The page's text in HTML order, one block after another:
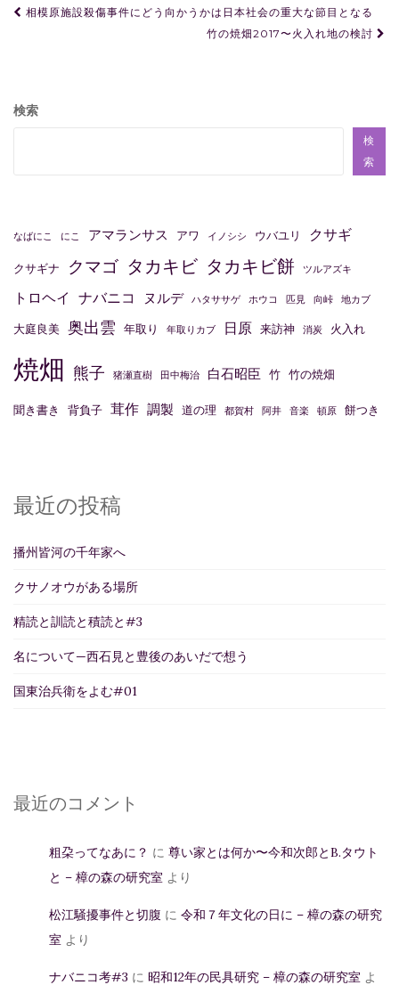
投
ゲ
ン
相模原施設殺傷事件にどう向かうかは日本社会の重大な節目となる
竹の焼畑2017〜火入れ地の検討
検索
検
索
なばにこ にこ アマランサス アワ イノシシ ウバユリ クサギ
クサギナ クマゴ タカキビ タカキビ餅 ツルアズキ
トロヘイ ナバニコ ヌルデ ハタササゲ ホウコ 匹見 向峠 地カブ
大庭良美 奥出雲 年取り 年取りカブ 日原 来訪神 消炭 火入れ
焼畑 熊子 猪瀬直樹 田中梅治 白石昭臣 竹 竹の焼畑
聞き書き 背負子 茸作 調製 道の理 都賀村 阿井 音楽 頓原 餅つき
最近の投稿
播州皆河の千年家へ
クサノオウがある場所
精読と訓読と積読と#3
名について—西石見と豊後のあいだで想う
国東治兵衛をよむ#01
最近のコメント
粗朶ってなあに？ に 尊い家とは何か〜今和次郎とB.タウト
と – 樟の森の研究室 より
松江騒擾事件と切腹 に 令和７年文化の日に – 樟の森の研究
室 より
ナバニコ考#3 に 昭和12年の民具研究 – 樟の森の研究室 よ